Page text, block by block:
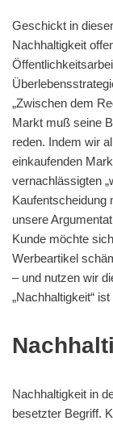
Geschickt in
Nachhaltigkeit
„Zwischen dem
Markt muß seine
reden. Indem wir
einkaufenden
vernachlässigten
unsere
Kunde möchte
Werbeartikel
– und nutzen wir
„Nachhaltigkeit“
Nachhaltigkeit in
besetzter Begriff.